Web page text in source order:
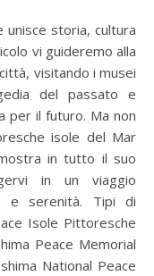
vi guideremo alla
visitando i musei
del passato e
per il futuro. Ma non
isole del Mar
in tutto il suo
in un viaggio
e serenità. Tipi di
Isole Pittoresche
Peace Memorial
National Peace